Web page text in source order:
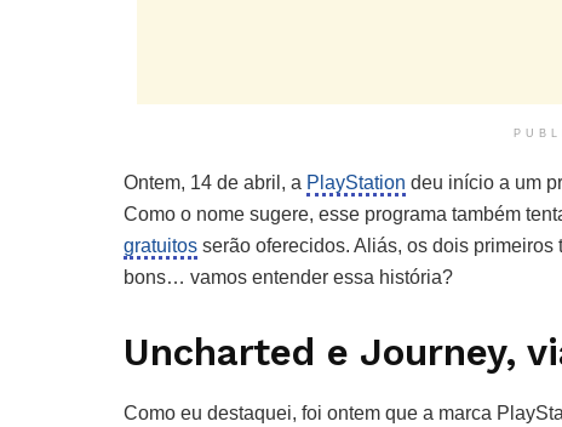
Ontem, 14 de abril, a PlayStation deu início a um
Como o nome sugere, esse programa também
gratuitos serão oferecidos. Aliás, os dois
bons… vamos entender essa história?
Uncharted e Journey,
Como eu destaquei, foi ontem que a marca